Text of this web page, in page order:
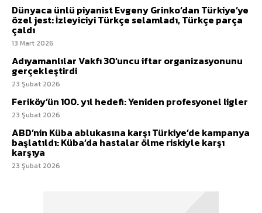
Dünyaca ünlü piyanist Evgeny Grinko’dan Türkiye’ye
özel jest: İzleyiciyi Türkçe selamladı, Türkçe parça
çaldı
13 Mart 2026
Adıyamanlılar Vakfı 30’uncu iftar organizasyonunu
gerçekleştirdi
23 Şubat 2026
Feriköy’ün 100. yıl hedefi: Yeniden profesyonel ligler
23 Şubat 2026
ABD’nin Küba ablukasına karşı Türkiye’de kampanya
başlatıldı: Küba’da hastalar ölme riskiyle karşı
karşıya
23 Şubat 2026